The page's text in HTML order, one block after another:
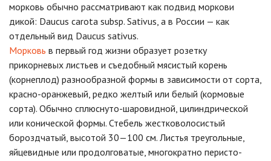
морковь обычно рассматривают как подвид моркови
дикой: Daucus carota subsp. Sativus, а в России — как
отдельный вид Daucus sativus.
Морковь в первый год жизни образует розетку
прикорневых листьев и съедобный мясистый корень
(корнеплод) разнообразной формы в зависимости от сорта,
красно-оранжевый, редко желтый или белый (кормовые
сорта). Обычно сплюснуто-шаровидной, цилиндрической
или конической формы. Стебель жестковолосистый
бороздчатый, высотой 30—100 см. Листья треугольные,
яйцевидные или продолговатые, многократно перисто-